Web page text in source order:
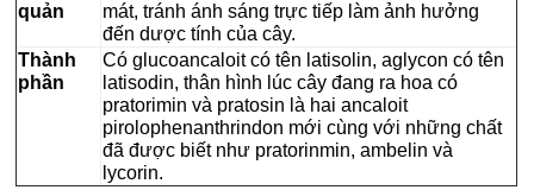
quản
mát, tránh ánh sáng trực tiếp làm ảnh hưởng
đến dược tính của cây.
Thành
phần
Có glucoancaloit có tên latisolin, aglycon có tên
latisodin, thân hình lúc cây đang ra hoa có
pratorimin và pratosin là hai ancaloit
pirolophenanthrindon mới cùng với những chất
đã được biết như pratorinmin, ambelin và
lycorin.